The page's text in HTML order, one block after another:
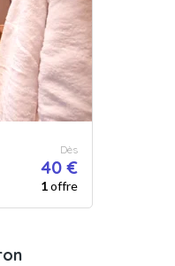
Dès
40 €
1offre